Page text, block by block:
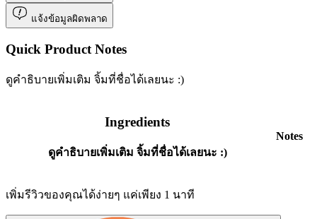
แจ้งข้อมูลผิดพลาด
Quick Product Notes
ดูคำธิบายเพิ่มเติม จิ้มที่ชื่อได้เลยนะ :)
Ingredients
ดูคำธิบายเพิ่มเติม จิ้มที่ชื่อได้เลยนะ :)
Notes
เพิ่มรีวิวของคุณได้ง่ายๆ แค่เพียง 1 นาที